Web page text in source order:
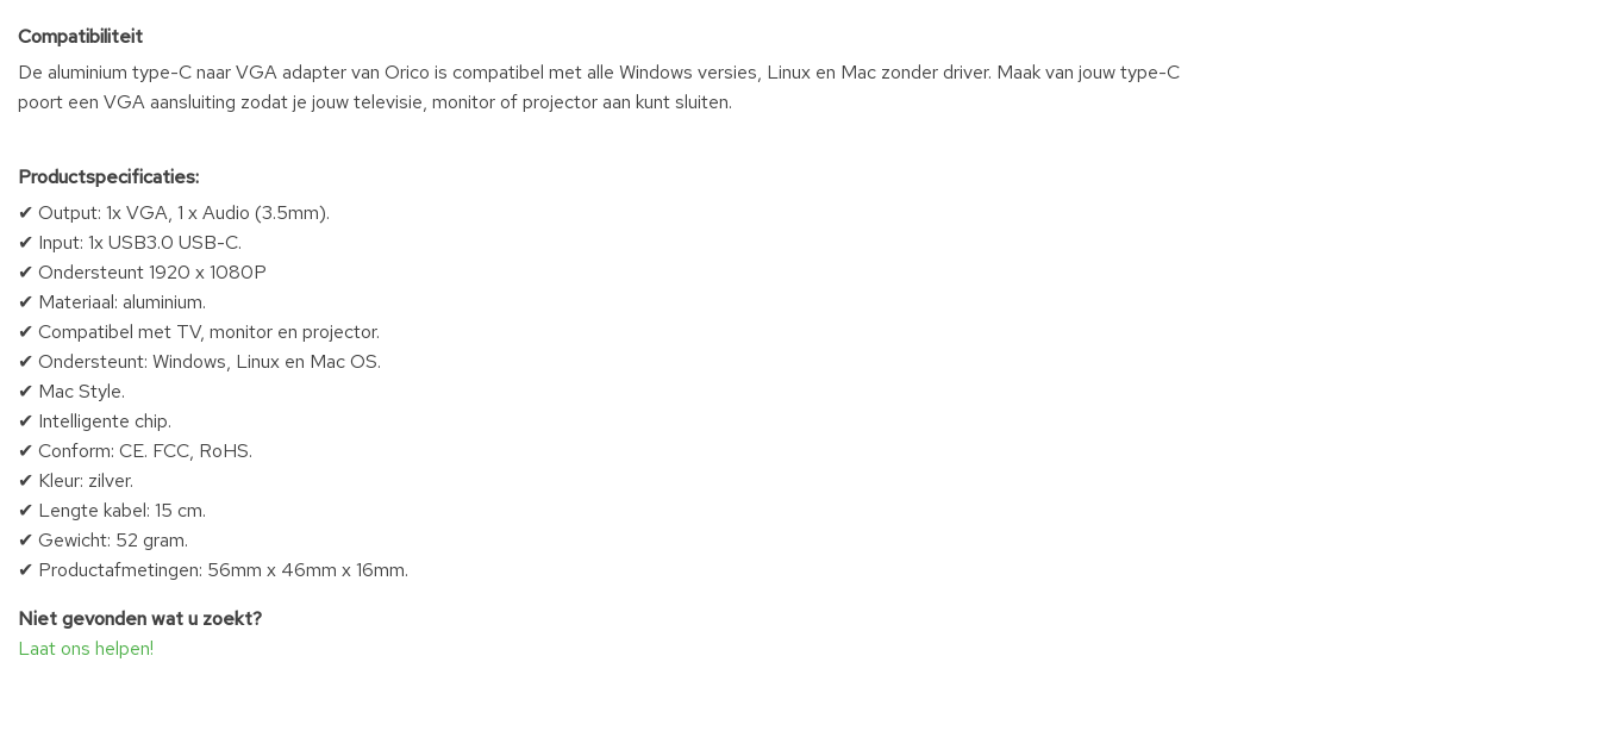
Compatibiliteit
De aluminium type-C naar VGA adapter van Orico is compatibel met alle Windows versies, Linux en Mac zonder driver. Maak van jouw type-C
poort een VGA aansluiting zodat je jouw televisie, monitor of projector aan kunt sluiten.
Productspecificaties:
✔ Output: 1x VGA, 1 x Audio (3.5mm).
✔ Input: 1x USB3.0 USB-C.
✔ Ondersteunt 1920 x 1080P
✔ Materiaal: aluminium.
✔ Compatibel met TV, monitor en projector.
✔ Ondersteunt: Windows, Linux en Mac OS.
✔ Mac Style.
✔ Intelligente chip.
✔ Conform: CE. FCC, RoHS.
✔ Kleur: zilver.
✔ Lengte kabel: 15 cm.
✔ Gewicht: 52 gram.
✔ Productafmetingen: 56mm x 46mm x 16mm.
Niet gevonden wat u zoekt?
Laat ons helpen!